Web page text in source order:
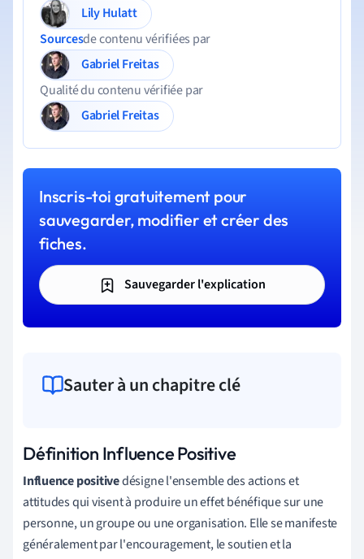
Lily Hulatt
Sourcesde contenu vérifiées par
Gabriel Freitas
Qualité du contenu vérifiée par
Gabriel Freitas
Inscris-toi gratuitement pour
sauvegarder, modifier et créer des
fiches.
Sauvegarder l'explication
Sauter à un chapitre clé
Définition Influence Positive
Influence positivedésigne l'ensemble des actions et
attitudes qui visent à produire un effet bénéfique sur une
personne, un groupe ou une organisation. Elle se manifeste
généralement par l'encouragement, le soutien et la